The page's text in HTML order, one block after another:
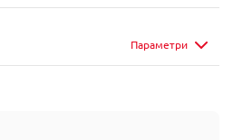
Параметри